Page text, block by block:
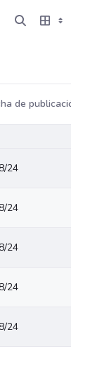
de publicación
24
24
24
24
24